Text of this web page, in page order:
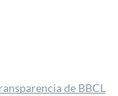
de BBCL